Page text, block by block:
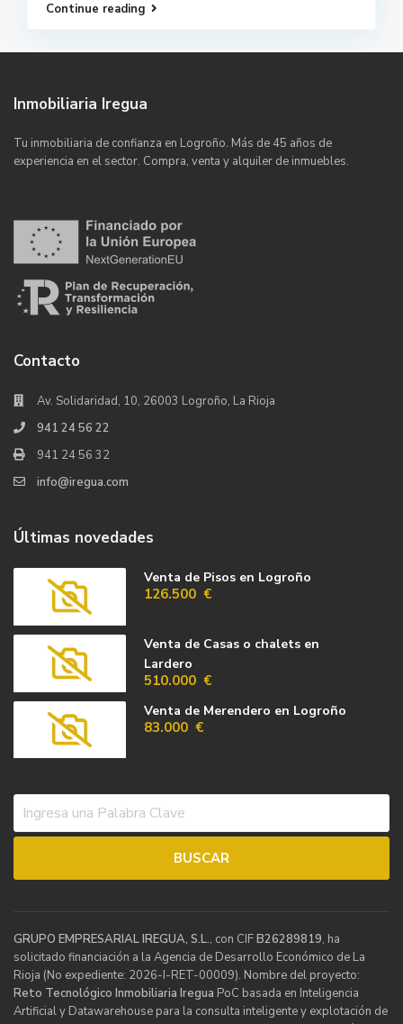
Continue reading
Inmobiliaria Iregua
Tu inmobiliaria de confianza en Logroño. Más de 45 años de
experiencia en el sector. Compra, venta y alquiler de inmuebles.
Contacto
Av. Solidaridad, 10, 26003 Logroño, La Rioja
941 24 56 22
941 24 56 32
info@iregua.com
Últimas novedades
Venta de Pisos en Logroño
126.500 €
Venta de Casas o chalets en
Lardero
510.000 €
Venta de Merendero en Logroño
83.000 €
GRUPO EMPRESARIAL IREGUA, S.L., con CIFB26289819, ha
solicitado financiación a la Agencia de Desarrollo Económico de La
Rioja (No expediente: 2026-I-RET-00009). Nombre del proyecto:
Reto Tecnológico Inmobiliaria Iregua PoC basada en Inteligencia
Artificial y Datawarehouse para la consulta inteligente y explotación de